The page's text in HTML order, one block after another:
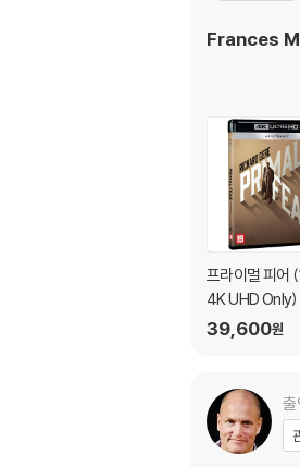
Frances
프라이멀 피어
4K UHD Only)
레이
39,600원
출